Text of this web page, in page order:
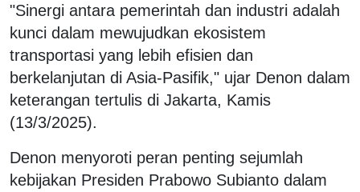
"Sinergi antara pemerintah dan industri adalah
kunci dalam mewujudkan ekosistem
transportasi yang lebih efisien dan
berkelanjutan di Asia-Pasifik," ujar Denon dalam
keterangan tertulis di Jakarta, Kamis
(13/3/2025).
Denon menyoroti peran penting sejumlah
kebijakan Presiden Prabowo Subianto dalam